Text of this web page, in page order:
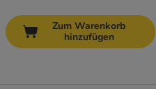
Zum Warenkorb
hinzufügen